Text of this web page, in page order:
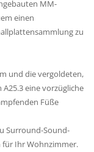
MM-
einen
zu
und die vergoldeten,
eine vorzügliche
Füße
Surround-Sound-
für Ihr Wohnzimmer.